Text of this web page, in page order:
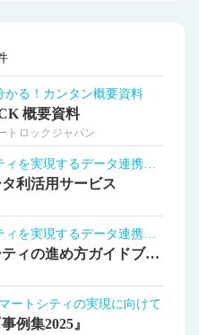
かる！カンタン概要資料
概要資料
トロックジャパン
利活用サービス
スマートシティの進め方ガイドブック
ートシティの実現に向けて
例集2025』